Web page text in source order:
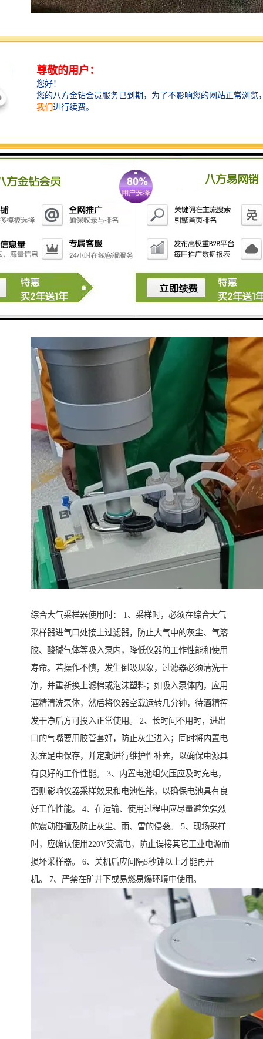
综合大气采样器的保养和维护： 1、仪器在搬运、携带
开机。 2、若要重新设定或提前关机，只要按"确认/取
消"键，则进入重新设定或关机。 3、长时间放置应在通
风干燥处。若3个月以上不用应进行补充电，以确保高能
能接反，以防止吸收管内的吸收液倒流入流量计
内。 5、在无交流电源或电源设置不太便利的情况下，
即可使用机内电池（可选）供电，即使交流电源中途停
电，蓄电池会自动供给仪器继续工作。 6、橡皮管或泵
有漏气现象，应进行检修。 7、U池已用完，需要更换。
瓶内水汽会进入抽气泵及流量计。 9、合理的双路双泵
吸时，不会进入流量计和抽气泵中。
综合大气采样器使用时： 1、采样时，必须在综合大气
采样器进气口处接上过滤器，防止大气中的灰尘、气溶
胶、酸碱气体等吸入泵内，降低仪器的工作性能和使用
寿命。若操作不慎，发生倒吸现象，过滤器必须清洗干
净，并重新换上滤棉或泡沫塑料；如吸入泵体内，应用
酒精清洗泵体，然后将仪器空载运转几分钟，待酒精挥
发干净后方可投入正常使用。 2、长时间不用时，进出
口的气嘴要用胶管套好，防止灰尘进入；同时将内置电
源充足电保存，并定期进行维护性补充，以确保电源具
有良好的工作性能。 3、内置电池组欠压应及时充电，
否则影响仪器采样效果和电池性能，以确保电池具有良
好工作性能。 4、在运输、使用过程中应尽量避免强烈
的震动碰撞及防止灰尘、雨、雪的侵袭。 5、现场采样
时，应确认使用220V交流电，防止误接其它工业电源而
损坏采样器。 6、关机后应间隔5秒钟以上才能再开
机。 7、严禁在矿井下或易燃易爆环境中使用。